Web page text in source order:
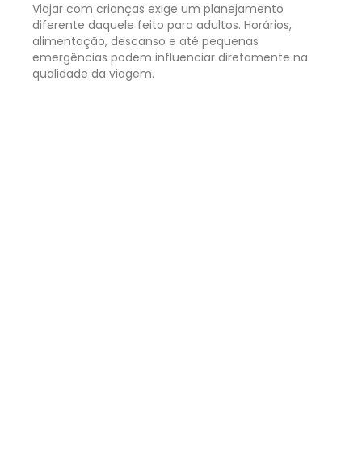
Viajar com crianças exige um planejamento
diferente daquele feito para adultos. Horários,
alimentação, descanso e até pequenas
emergências podem influenciar diretamente na
qualidade da viagem.